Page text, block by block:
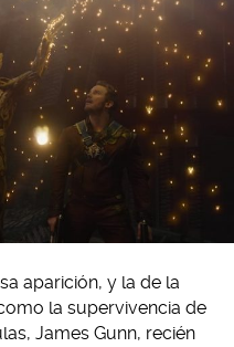
aparición, y la de la
la supervivencia de
James Gunn, recién